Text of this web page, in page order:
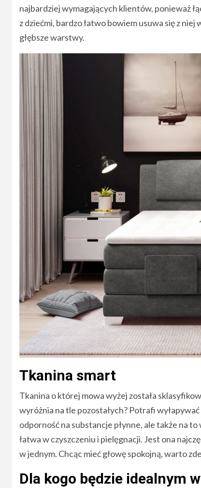
najbardziej wymagających klientów, ponieważ
z dziećmi, bardzo łatwo bowiem usuwa się z
głębsze warstwy.
Tkanina smart
Tkanina o której mowa wyżej została
wyróżnia na tle pozostałych? Potrafi
odporność na substancje płynne, ale także na
łatwa w czyszczeniu i pielęgnacji. Jest ona
w jednym. Chcąc mieć głowę spokojną, warto
Dla kogo będzie idealnym